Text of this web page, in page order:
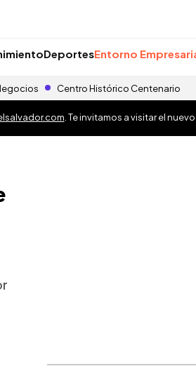
DeportesEntorno
Centro Histórico Centenario
. Te invitamos a visitar el